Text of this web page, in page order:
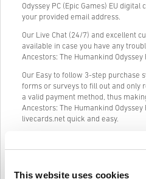
This website uses cookies
Odyssey PC (Epic Games) EU
your provided email address.
Our Live Chat (24/7) and excellent
available in case you have any
Ancestors: The Humankind Odyssey
Our Easy to follow 3-step purchase
forms or surveys to fill out and only
a valid payment method, thus
Ancestors: The Humankind Odyssey
livecards.net quick and easy.